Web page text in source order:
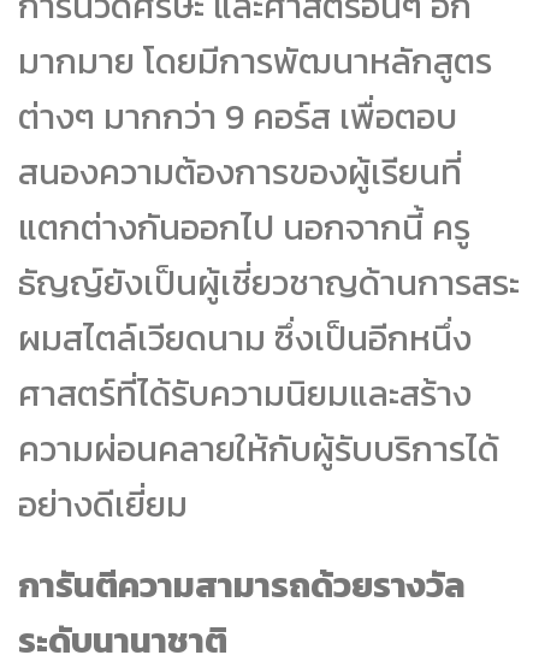
มากมาย โดยมีการพัฒนาหลักสูตร
ต่างๆ มากกว่า 9 คอร์ส เพื่อตอบ
สนองความต้องการของผู้เรียนที่
แตกต่างกันออกไป นอกจากนี้ ครู
ธัญญ์ยังเป็นผู้เชี่ยวชาญด้านการสระ
ผมสไตล์เวียดนาม ซึ่งเป็นอีกหนึ่ง
ศาสตร์ที่ได้รับความนิยมและสร้าง
ความผ่อนคลายให้กับผู้รับบริการได้
อย่างดีเยี่ยม
การันตีความสามารถด้วยรางวัล
ระดับนานาชาติ